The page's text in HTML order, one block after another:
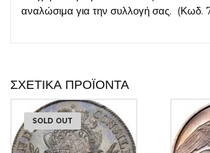
αναλώσιμα για την συλλογή σας. (Κωδ.
ΣΧΕΤΙΚΆ ΠΡΟΪΌΝΤΑ
SOLD OUT